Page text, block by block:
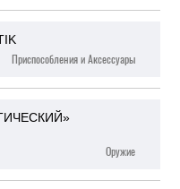
Приспособления и Аксессуары
Оружие